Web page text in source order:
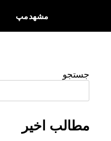
مشهدمپ
جستجو
مطالب اخیر